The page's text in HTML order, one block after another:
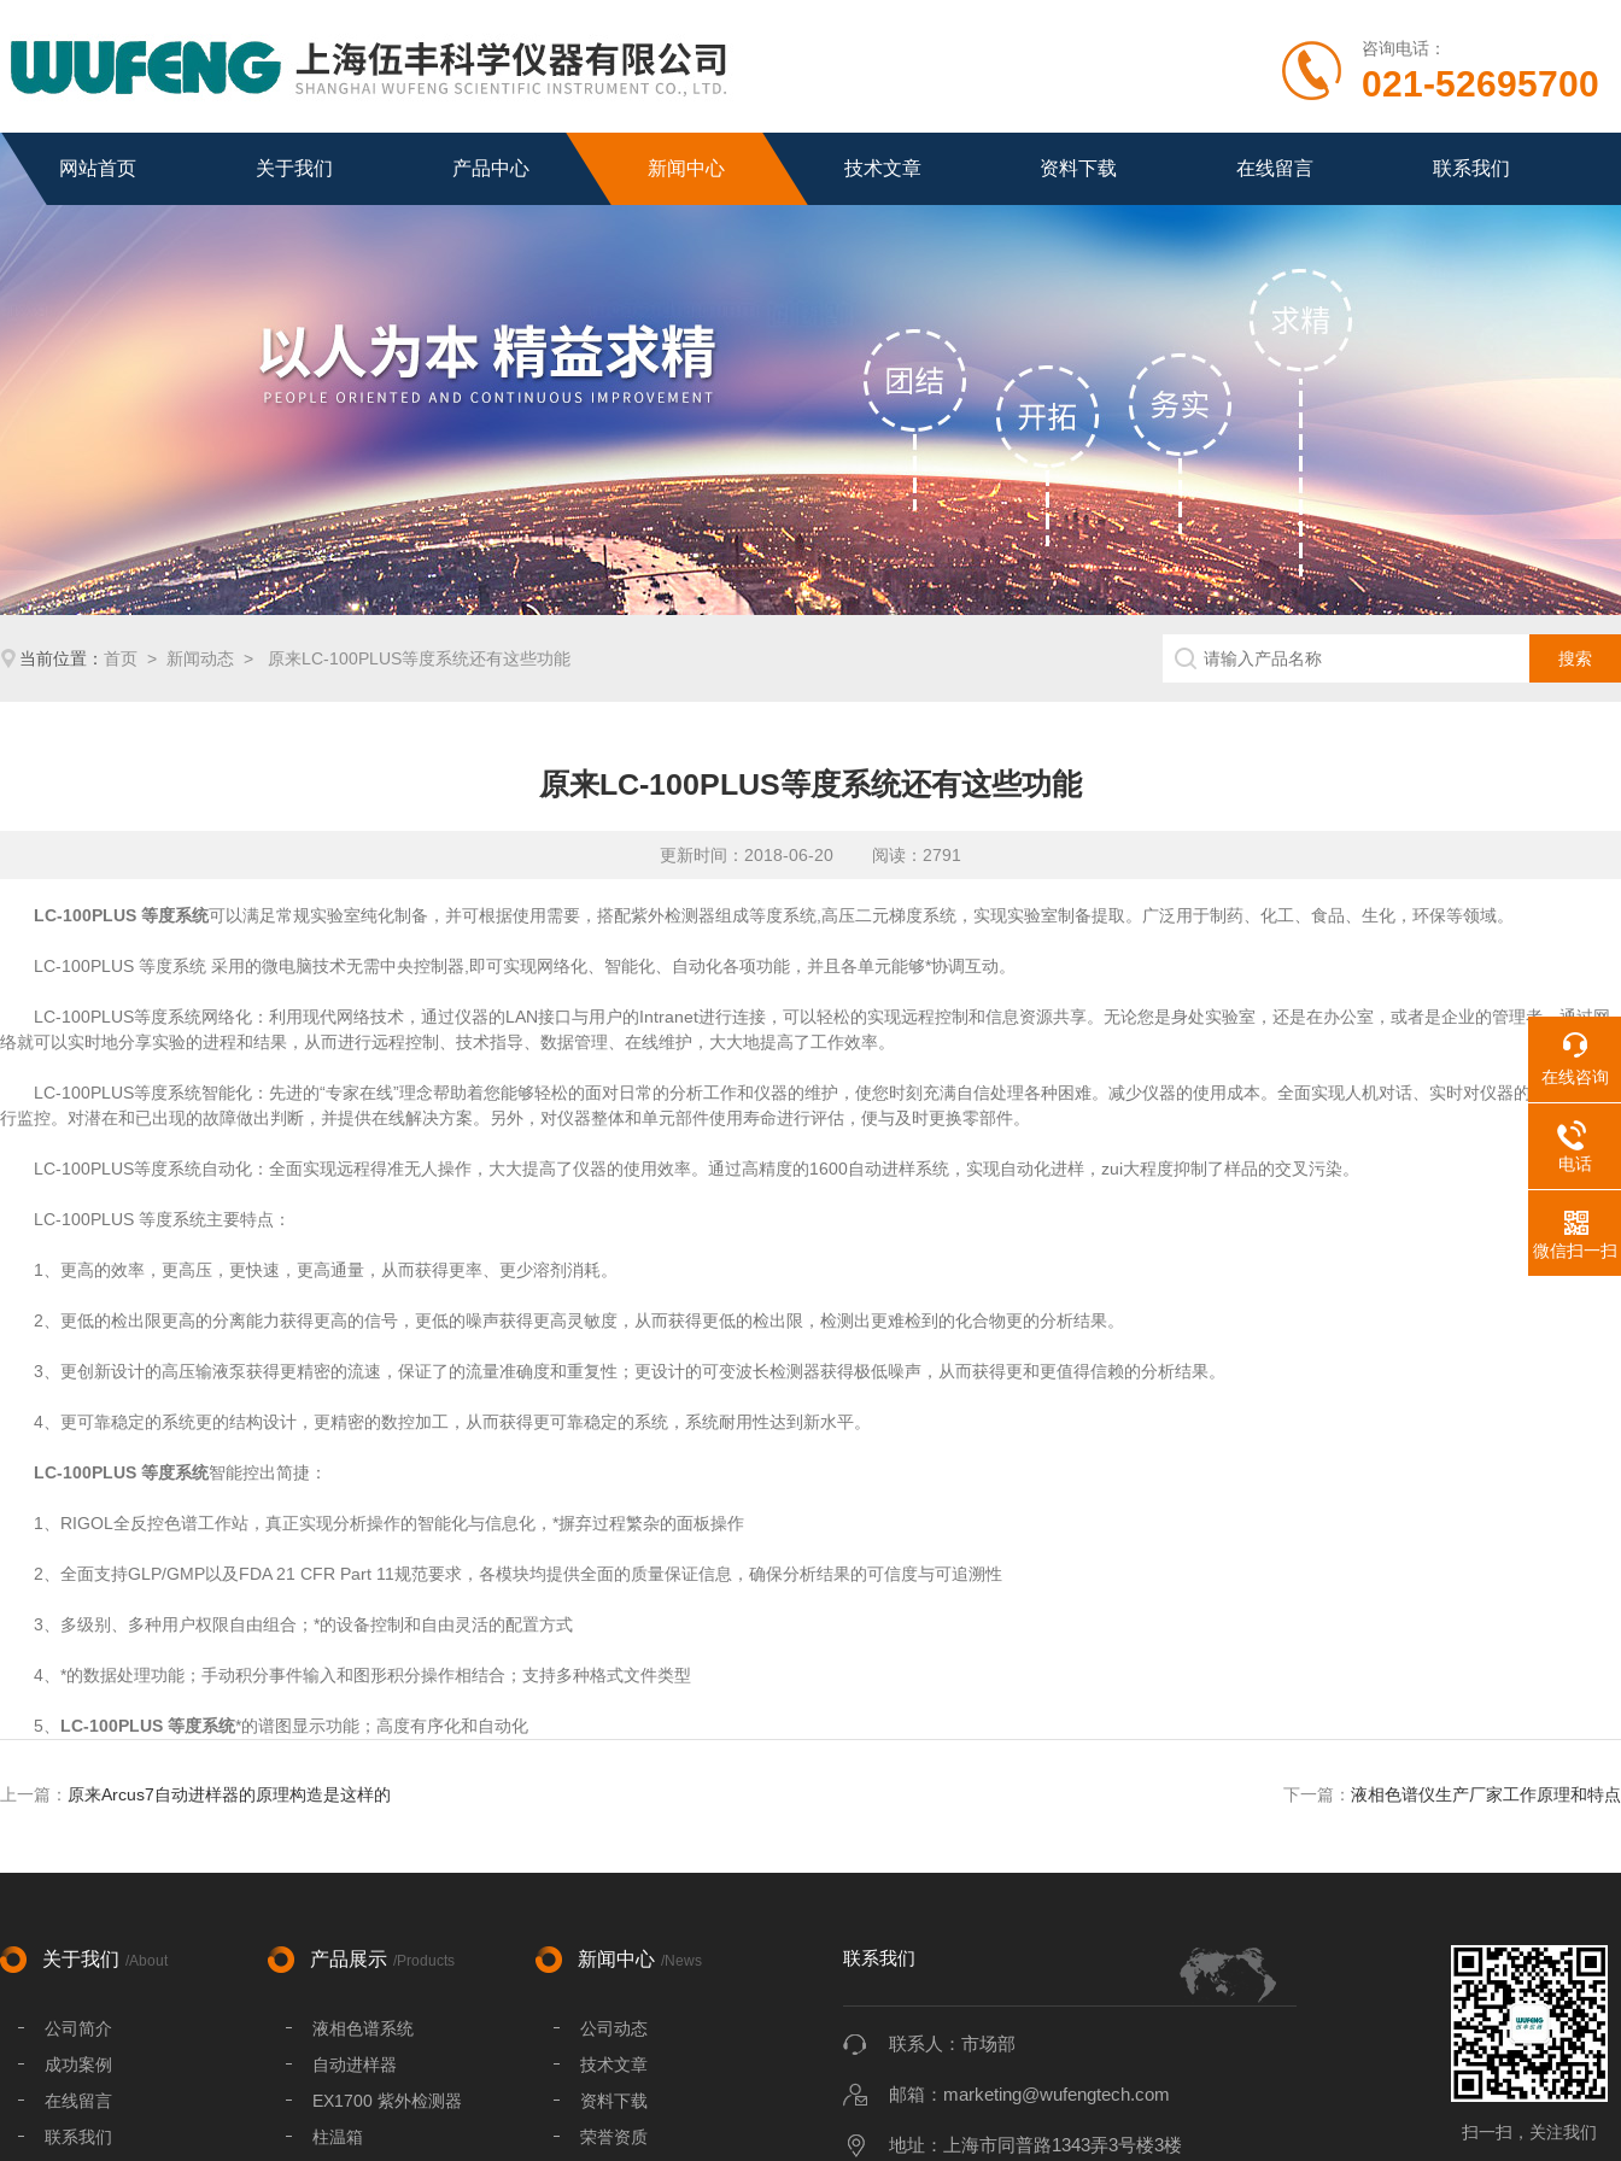
咨询电话：
021-52695700
网站首页 关于我们 产品中心 新闻中心 技术文章 资料下载 在线留言 联系我们
当前位置：首页 > 新闻动态 > 原来LC-100PLUS等度系统还有这些功能
原来LC-100PLUS等度系统还有这些功能
更新时间：2018-06-20 阅读：2791
LC-100PLUS 等度系统可以满足常规实验室纯化制备，并可根据使用需要，搭配紫外检测器组成等度系统,高压二元梯度系统，实现实验室制备提取。广泛用于制药、化工、食品、生化，环保等领域。
LC-100PLUS 等度系统 采用的微电脑技术无需中央控制器,即可实现网络化、智能化、自动化各项功能，并且各单元能够*协调互动。
LC-100PLUS等度系统网络化：利用现代网络技术，通过仪器的LAN接口与用户的Intranet进行连接，可以轻松的实现远程控制和信息资源共享。无论您是身处实验室，还是在办公室，或者是企业的管理者，通过网
络就可以实时地分享实验的进程和结果，从而进行远程控制、技术指导、数据管理、在线维护，大大地提高了工作效率。
LC-100PLUS等度系统智能化：先进的“专家在线”理念帮助着您能够轻松的面对日常的分析工作和仪器的维护，使您时刻充满自信处理各种困难。减少仪器的使用成本。全面实现人机对话、实时对仪器的运行状态进
行监控。对潜在和已出现的故障做出判断，并提供在线解决方案。另外，对仪器整体和单元部件使用寿命进行评估，便与及时更换零部件。
LC-100PLUS等度系统自动化：全面实现远程得准无人操作，大大提高了仪器的使用效率。通过高精度的1600自动进样系统，实现自动化进样，zui大程度抑制了样品的交叉污染。
LC-100PLUS 等度系统主要特点：
1、更高的效率，更高压，更快速，更高通量，从而获得更率、更少溶剂消耗。
2、更低的检出限更高的分离能力获得更高的信号，更低的噪声获得更高灵敏度，从而获得更低的检出限，检测出更难检到的化合物更的分析结果。
3、更创新设计的高压输液泵获得更精密的流速，保证了的流量准确度和重复性；更设计的可变波长检测器获得极低噪声，从而获得更和更值得信赖的分析结果。
4、更可靠稳定的系统更的结构设计，更精密的数控加工，从而获得更可靠稳定的系统，系统耐用性达到新水平。
LC-100PLUS 等度系统智能控出简捷：
1、RIGOL全反控色谱工作站，真正实现分析操作的智能化与信息化，*摒弃过程繁杂的面板操作
2、全面支持GLP/GMP以及FDA 21 CFR Part 11规范要求，各模块均提供全面的质量保证信息，确保分析结果的可信度与可追溯性
3、多级别、多种用户权限自由组合；*的设备控制和自由灵活的配置方式
4、*的数据处理功能；手动积分事件输入和图形积分操作相结合；支持多种格式文件类型
5、 LC-100PLUS 等度系统*的谱图显示功能；高度有序化和自动化
上一篇： 原来Arcus7自动进样器的原理构造是这样的 下一篇： 液相色谱仪生产厂家工作原理和特点
关于我们 /About
公司简介
成功案例
在线留言
联系我们
产品展示 /Products
液相色谱系统
自动进样器
EX1700 紫外检测器
柱温箱
新闻中心 /News
公司动态
技术文章
资料下载
荣誉资质
联系我们
联系人：市场部
邮箱：marketing@wufengtech.com
地址：上海市同普路1343弄3号楼3楼
扫一扫，关注我们
在线咨询
电话
微信扫一扫